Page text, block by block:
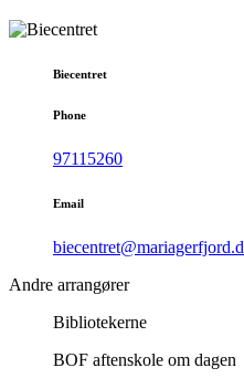
Biecentret
Phone
97115260
Email
Andre arrangører
Bibliotekerne
BOF aftenskole om dagen